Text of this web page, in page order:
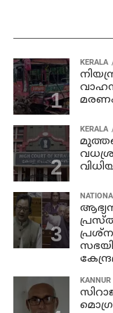
KERALA
KERALA
KANNUR